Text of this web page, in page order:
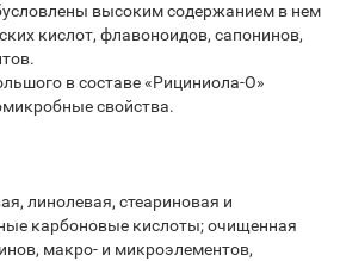
высоким содержанием в нем
кислот, флавоноидов, сапонинов,
в составе «Рициниола-О»
свойства.
линолевая, стеариновая и
карбоновые кислоты; очищенная
макро- и микроэлементов,